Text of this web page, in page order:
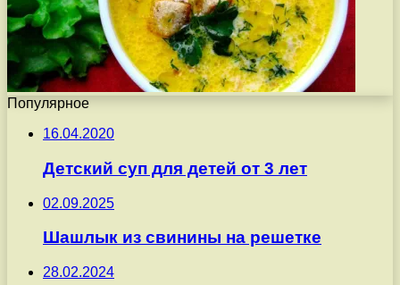
Популярное
16.04.2020
Детский суп для детей от 3 лет
02.09.2025
Шашлык из свинины на решетке
28.02.2024